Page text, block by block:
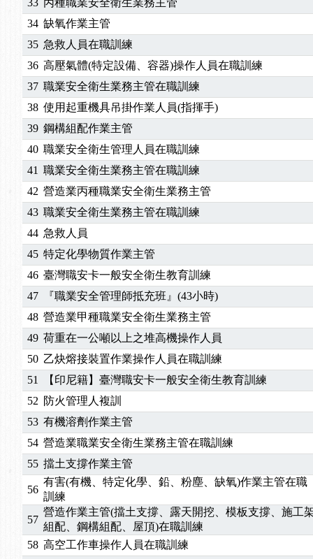
33 丙種職業安全衛生業務主管
34 缺氧作業主管
35 急救人員在職訓練
36 高壓氣體(特定設備、容器)操作人員在職訓練
37 職業安全衛生業務主管在職訓練
38 使用起重機具吊掛作業人員(指揮手)
39 鋼構組配作業主管
40 職業安全衛生管理人員在職訓練
41 職業安全衛生業務主管在職訓練
42 營造業丙種職業安全衛生業務主管
43 職業安全衛生業務主管在職訓練
44 急救人員
45 特定化學物質作業主管
46 臺灣職安卡一般安全衛生教育訓練
47
『職業安全管理師抵充班』(43小時)
48 營造業甲種職業安全衛生業務主管
49 荷重在一公噸以上之堆高機操作人員
50 乙炔熔接裝置作業操作人員在職訓練
51
【印尼籍】臺灣職安卡一般安全衛生教育訓練
52 防火管理人複訓
53 有機溶劑作業主管
54 營造業職業安全衛生業務主管在職訓練
55 擋土支撐作業主管
56
有害(有機、特定化學、鉛、粉塵、缺氧)作業主管在職
訓練
57
營造作業主管(擋土支撐、露天開挖、模板支撐、施工
組配、鋼構組配、屋頂)在職訓練
58 高空工作車操作人員在職訓練